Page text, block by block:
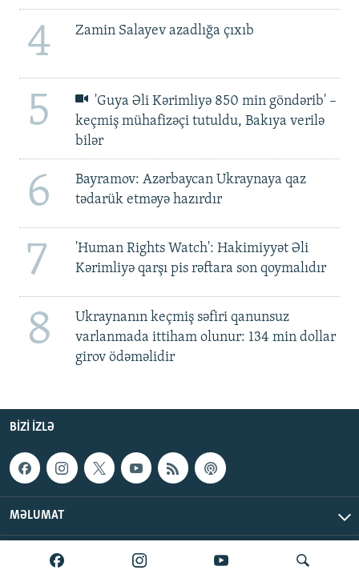
4 Zamin Salayev azadlığa çıxıb
5
'Guya Əli Kərimliyə 850 min göndərib' –
keçmiş mühafizəçi tutuldu, Bakıya verilə
bilər
6
Bayramov: Azərbaycan Ukraynaya qaz
tədarük etməyə hazırdır
7
'Human Rights Watch': Hakimiyyət Əli
Kərimliyə qarşı pis rəftara son qoymalıdır
8
Ukraynanın keçmiş səfiri qanunsuz
varlanmada ittiham olunur: 134 min dollar
girov ödəməlidir
BIZI IZLƏ
MƏLUMAT
AzadlıqRadiosu © 2026 Inc. | Bütün hüquqlar qorunur